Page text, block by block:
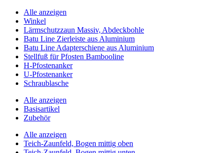
Alle anzeigen
Winkel
Lärmschutzzaun Massiv, Abdeckbohle
Batu Line Zierleiste aus Aluminium
Batu Line Adapterschiene aus Aluminium
Stellfuß für Pfosten Bambooline
H-Pfostenanker
U-Pfostenanker
Schraublasche
Alle anzeigen
Basisartikel
Zubehör
Alle anzeigen
Teich-Zaunfeld, Bogen mittig oben